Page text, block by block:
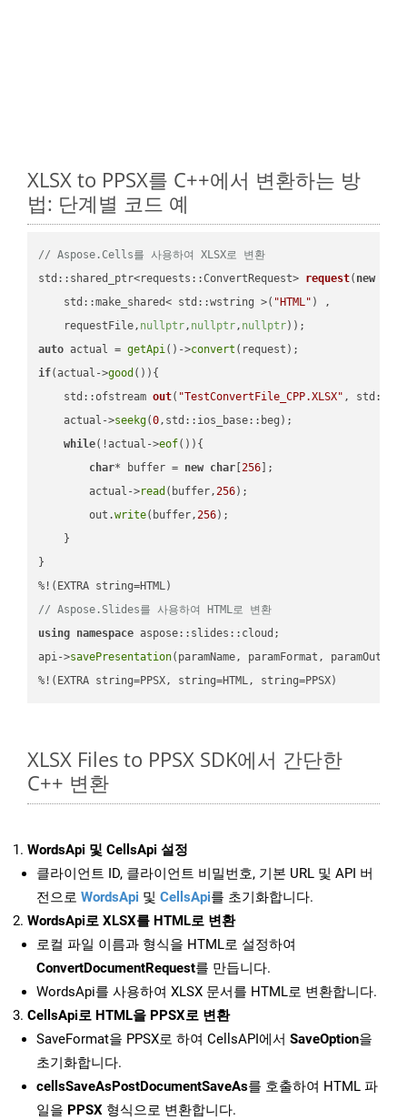
XLSX to PPSX를 C++에서 변환하는 방
법: 단계별 코드 예
// Aspose.Cells를 사용하여 XLSX로 변환
std::shared_ptr<requests::ConvertRequest> request( new
    std::make_shared< std::wstring >(
"HTML" ) ,
    requestFile,
nullptr, nullptr, nullptr))
auto actual = getApi()->convert
if(actual->good ()){
std::ofstream out( "TestConvertFile_CPP.XLSX" ,
    actual->
seekg(0,std::ios_base::beg);
while(!actual->eof()){
char* buffer = new char [256 ];
        actual->
read (buffer,256);
        out.
write(buffer,256);
    }
}
// Aspose.Slides를 사용하여 HTML로 변환
using namespace aspose::slides::cloud;
api->savePresentation(paramName, paramFormat,
%!(EXTRA string=PPSX, string=HTML, string=PPSX)
XLSX Files to PPSX SDK에서 간단한
C++ 변환
WordsApi 및 CellsApi 설정
클라이언트 ID, 클라이언트 비밀번호, 기본 URL 및 API 버
전으로 WordsApi 및 CellsApi를 초기화합니다.
WordsApi로 XLSX를 HTML로 변환
로컬 파일 이름과 형식을 HTML로 설정하여
ConvertDocumentRequest를 만듭니다.
WordsApi를 사용하여 XLSX 문서를 HTML로 변환합니다.
CellsApi로 HTML을 PPSX로 변환
SaveFormat을 PPSX로 하여 CellsAPI에서 SaveOption을
초기화합니다.
cellsSaveAsPostDocumentSaveAs를 호출하여 HTML 파
일을 PPSX 형식으로 변환합니다.